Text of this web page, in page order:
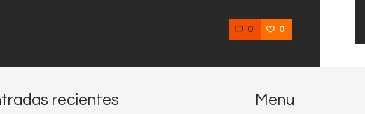
0 0
recientes Menu